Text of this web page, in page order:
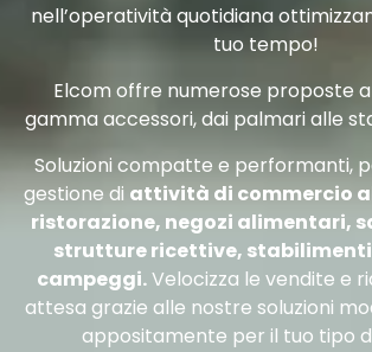
nell’operatività quotidiana
tuo tempo!
Elcom offre numerose proposte
gamma accessori, dai palmari alle
Soluzioni compatte e performanti,
gestione di attività di commercio
ristorazione, negozi alimentari,
strutture ricettive,
campeggi.Velocizza le vendite e
attesa grazie alle nostre soluzioni
appositamente per il tuo tipo